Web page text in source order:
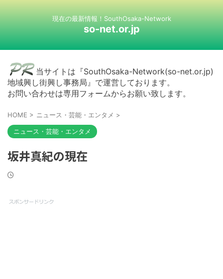
現在の最新情報！SouthOsaka-Network
so-net.or.jp
当サイトは『SouthOsaka-Network(so-net.or.jp)
地域興し街興し事務局』で運営しております。
お問い合わせは専用フォームからお願い致します。
HOME > ニュース・芸能・エンタメ >
ニュース・芸能・エンタメ
坂井真紀の現在